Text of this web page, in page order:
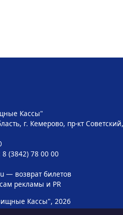
Кассы"
г. Кемерово, пр-кт
(3842) 78 00 00
— возврат билетов
рекламы и PR
Кассы", 2026